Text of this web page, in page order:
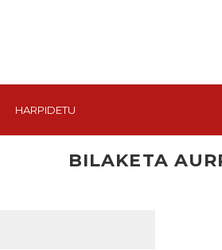
HARPIDETU
BILAKETA